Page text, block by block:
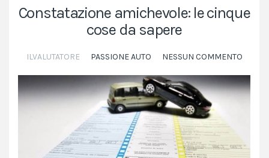
Constatazione amichevole: le cinque
cose da sapere
ILVALUTATORE PASSIONE AUTO NESSUN COMMENTO